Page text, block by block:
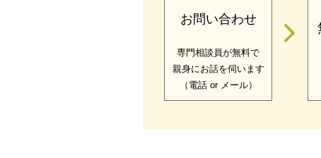
お問い合わせ
専門相談員が無料で
親身にお話を伺います
（電話 or メール）